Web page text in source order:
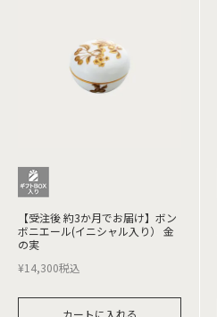
【受注後 約3か月でお届け】ボン
ボニエール(イニシャル入り） 金
の実
¥14,300税込
カートに入れる